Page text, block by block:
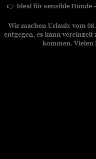
👉Ideal für sensible Hunde
Wir machen Urlaub: vom
entgegen, es kann
kommen. Vielen